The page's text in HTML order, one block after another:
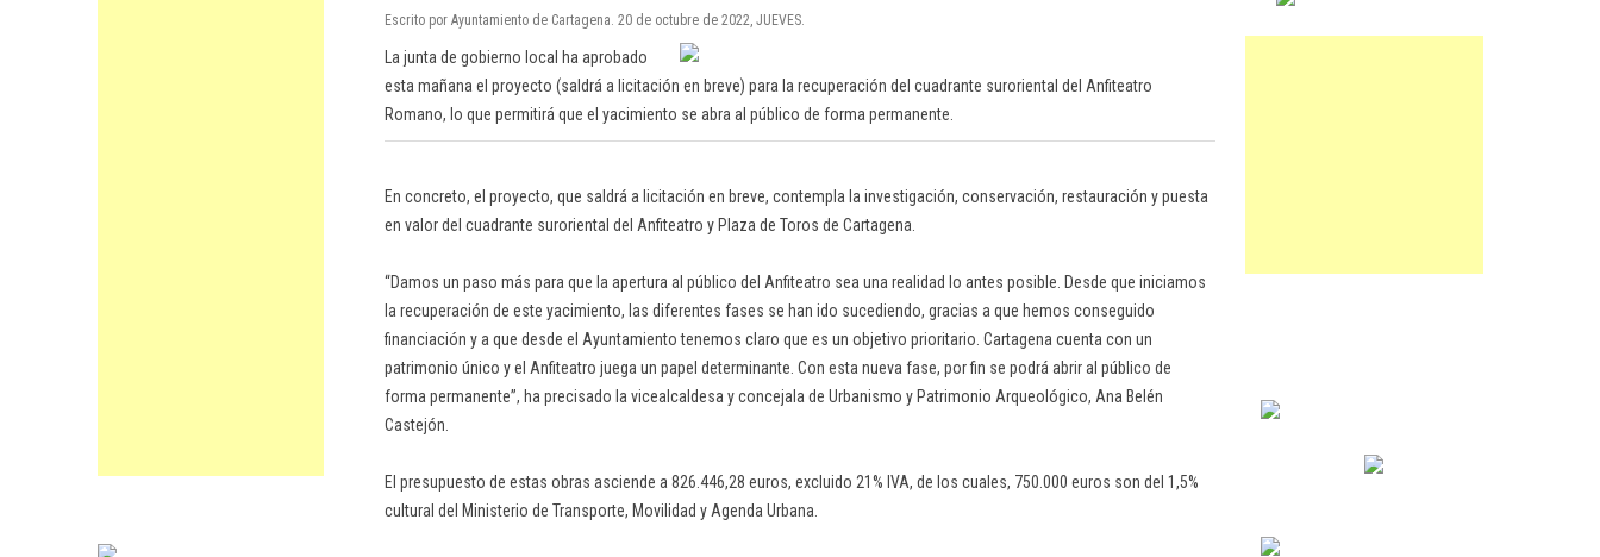
Escrito por Ayuntamiento de Cartagena. 20 de octubre de 2022, JUEVES.
La junta de gobierno local ha aprobado
esta mañana el proyecto (saldrá a licitación en breve) para la recuperación del cuadrante suroriental del Anfiteatro
Romano, lo que permitirá que el yacimiento se abra al público de forma permanente.
En concreto, el proyecto, que saldrá a licitación en breve, contempla la investigación, conservación, restauración y puesta
en valor del cuadrante suroriental del Anfiteatro y Plaza de Toros de Cartagena.
“Damos un paso más para que la apertura al público del Anfiteatro sea una realidad lo antes posible. Desde que iniciamos
la recuperación de este yacimiento, las diferentes fases se han ido sucediendo, gracias a que hemos conseguido
financiación y a que desde el Ayuntamiento tenemos claro que es un objetivo prioritario. Cartagena cuenta con un
patrimonio único y el Anfiteatro juega un papel determinante. Con esta nueva fase, por fin se podrá abrir al público de
forma permanente”, ha precisado la vicealcaldesa y concejala de Urbanismo y Patrimonio Arqueológico, Ana Belén
Castejón.
El presupuesto de estas obras asciende a 826.446,28 euros, excluido 21% IVA, de los cuales, 750.000 euros son del 1,5%
cultural del Ministerio de Transporte, Movilidad y Agenda Urbana.